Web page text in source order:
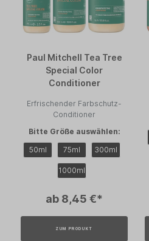
Paul Mitchell Tea Tree
Special Color
Conditioner
Erfrischender Farbschutz-
Conditioner
Bitte Größe auswählen:
50ml
75ml 300ml
1000ml
ab 8,45 €*
ZUM PRODUKT